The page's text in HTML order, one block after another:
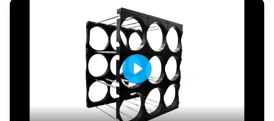
Play